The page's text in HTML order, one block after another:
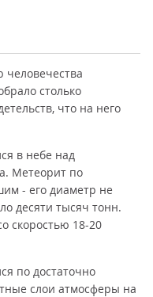
столько
что на него
в небе над
Метеорит по
- его диаметр не
десяти тысяч тонн.
скоростью 18-20
по достаточно
слои атмосферы на